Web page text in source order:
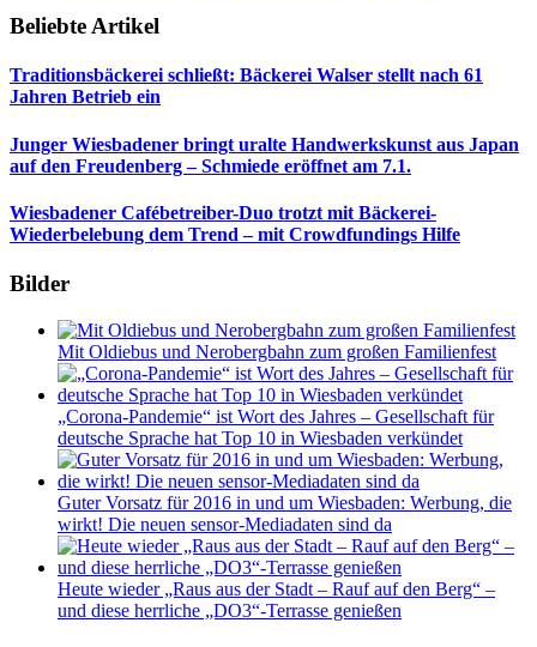
Beliebte Artikel
Traditionsbäckerei schließt: Bäckerei Walser stellt nach 61
Jahren Betrieb ein
Junger Wiesbadener bringt uralte Handwerkskunst aus Japan
auf den Freudenberg – Schmiede eröffnet am 7.1.
Wiesbadener Cafébetreiber-Duo trotzt mit Bäckerei-
Wiederbelebung dem Trend – mit Crowdfundings Hilfe
Bilder
Mit Oldiebus und Nerobergbahn zum großen Familienfest
„Corona-Pandemie“ ist Wort des Jahres – Gesellschaft für
deutsche Sprache hat Top 10 in Wiesbaden verkündet
Guter Vorsatz für 2016 in und um Wiesbaden: Werbung, die
wirkt! Die neuen sensor-Mediadaten sind da
Heute wieder „Raus aus der Stadt – Rauf auf den Berg“ –
und diese herrliche „DO3“-Terrasse genießen